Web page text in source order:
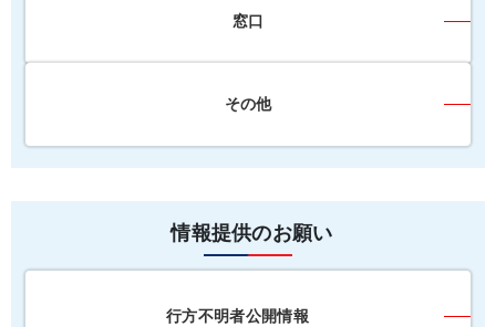
窓口
その他
情報提供のお願い
行方不明者公開情報